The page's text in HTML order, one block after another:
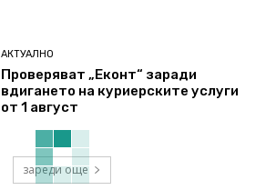
АКТУАЛНО
Проверяват „Еконт“ заради
вдигането на куриерските услуги
от 1 август
зареди още